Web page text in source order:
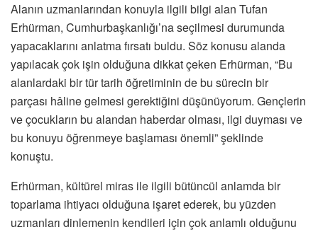
Alanın uzmanlarından konuyla ilgili bilgi alan Tufan
Erhürman, Cumhurbaşkanlığı’na seçilmesi durumunda
yapacaklarını anlatma fırsatı buldu. Söz konusu alanda
yapılacak çok işin olduğuna dikkat çeken Erhürman, “Bu
alanlardaki bir tür tarih öğretiminin de bu sürecin bir
parçası hâline gelmesi gerektiğini düşünüyorum. Gençlerin
ve çocukların bu alandan haberdar olması, ilgi duyması ve
bu konuyu öğrenmeye başlaması önemli” şeklinde
konuştu.
Erhürman, kültürel miras ile ilgili bütüncül anlamda bir
toparlama ihtiyacı olduğuna işaret ederek, bu yüzden
uzmanları dinlemenin kendileri için çok anlamlı olduğunu